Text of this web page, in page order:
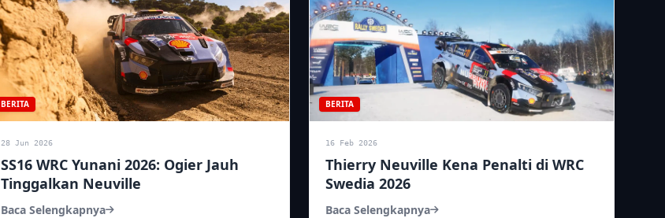
BERITA
28 Jun 2026
SS16 WRC Yunani 2026: Ogier Jauh
Tinggalkan Neuville
Baca Selengkapnya
BERITA
16 Feb 2026
Thierry Neuville Kena Penalti di WRC
Swedia 2026
Baca Selengkapnya